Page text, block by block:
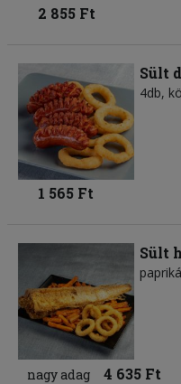
2 855 Ft
Sült
4db,
1 565 Ft
Sült
nagy adag 4 635 Ft